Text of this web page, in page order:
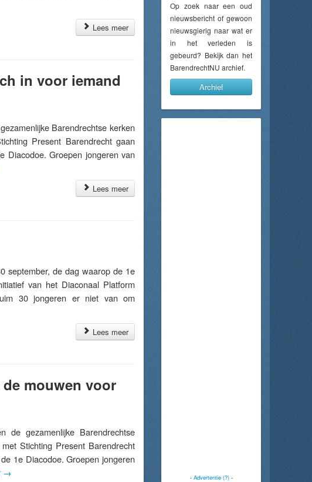
Lees meer
in voor iemand
Barendrechtse kerken
Present Barendrecht gaan
Diacodoe. Groepen jongeren van
Lees meer
september, de dag waarop de 1e
van het Diaconaal Platform
30 jongeren er niet van om
Lees meer
mouwen voor
de gezamenlijke Barendrechtse
Stichting Present Barendrecht
1e Diacodoe. Groepen jongeren
→
Op zoek naar een oud
nieuwsbericht of gewoon
nieuwsgierig naar wat er
in het verleden is
gebeurd? Bekijk dan het
BarendrechtNU archief.
Archief
- Advertentie (?)-